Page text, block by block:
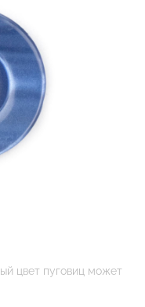
цвет пуговиц может